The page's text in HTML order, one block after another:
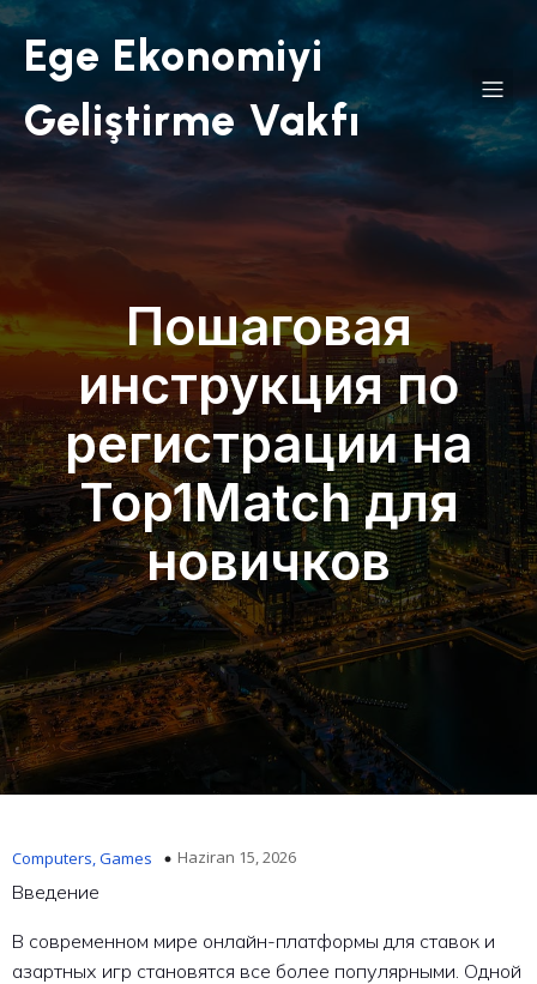
Ege Ekonomiyi
Geliştirme Vakfı
Пошаговая
инструкция по
регистрации на
Top1Match для
новичков
Computers, Games Haziran 15, 2026
Введение
В современном мире онлайн-платформы для ставок и
азартных игр становятся все более популярными. Одной